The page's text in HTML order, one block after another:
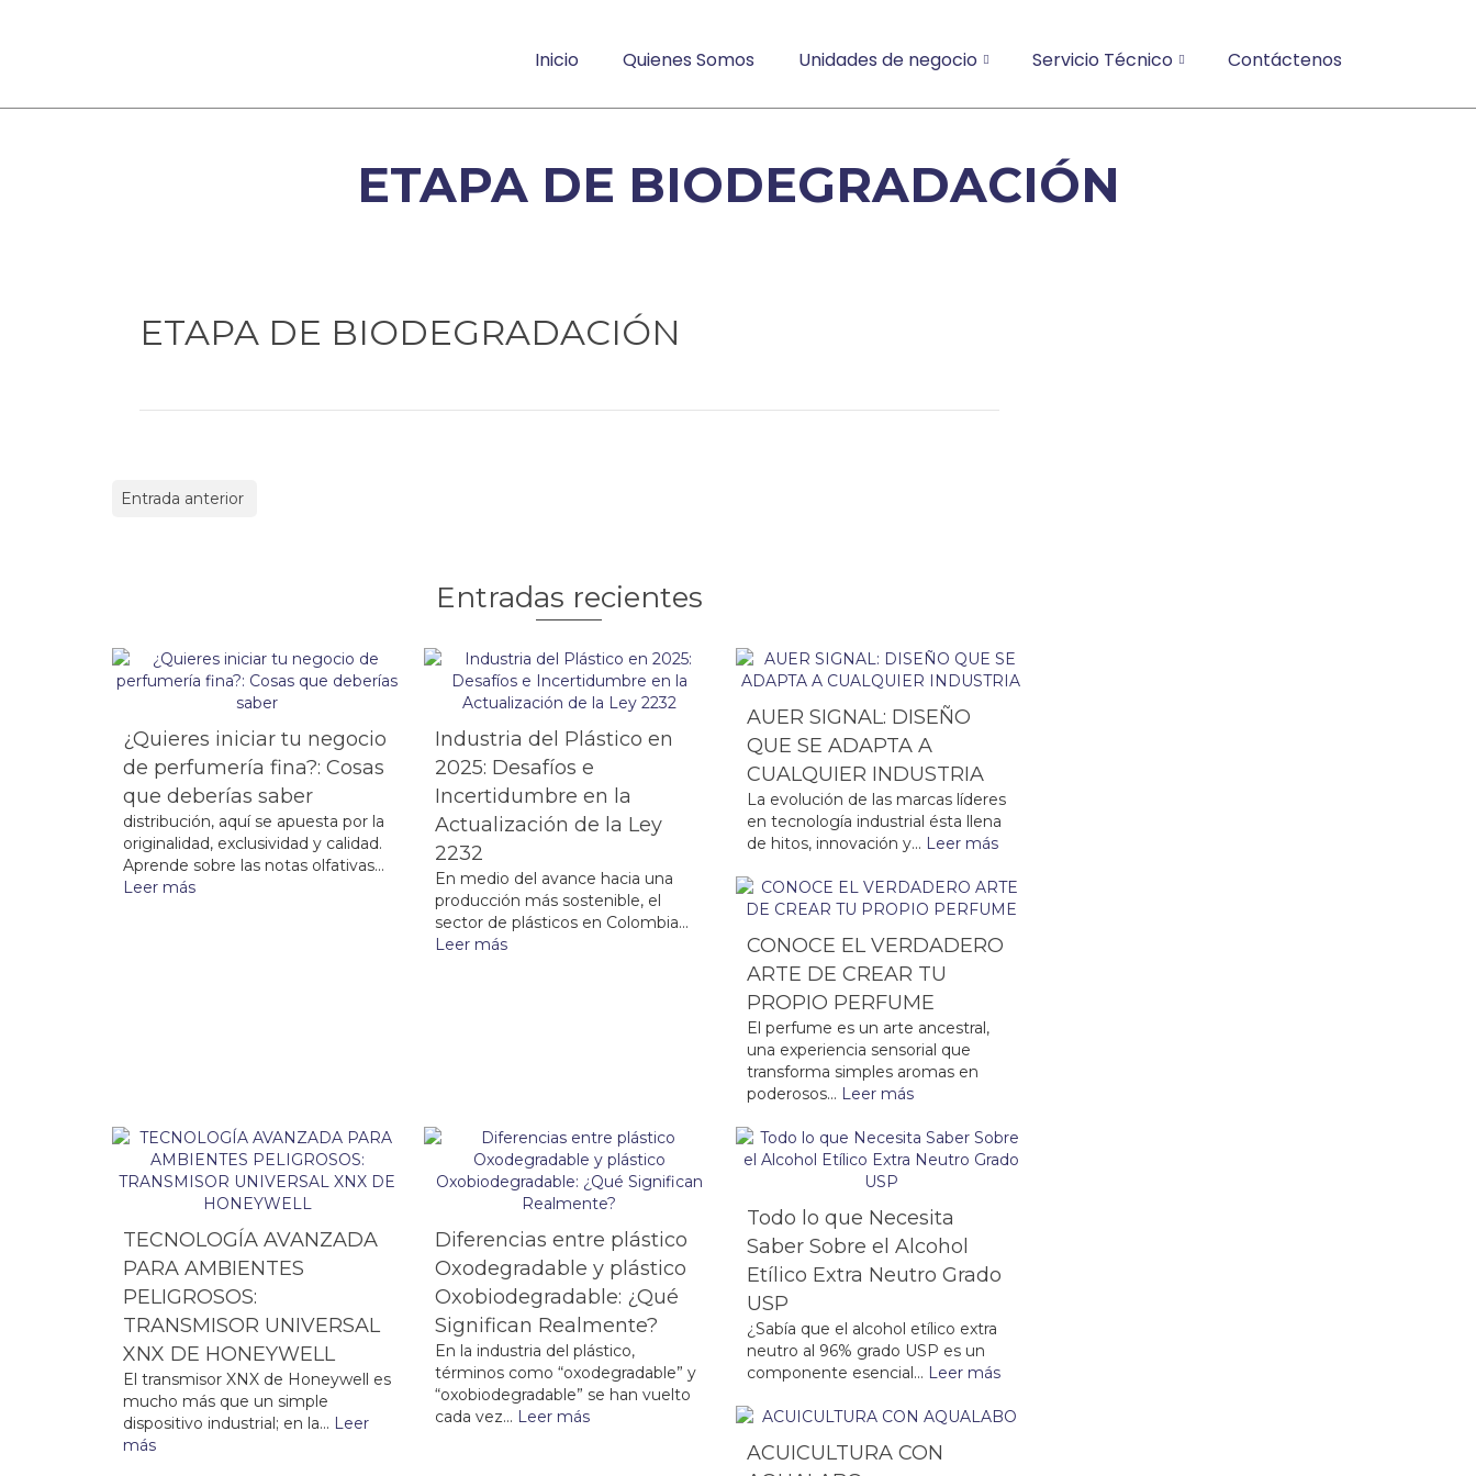
Inicio Quienes Somos Unidades de negocio Servicio Técnico Contáctenos
ETAPA DE BIODEGRADACIÓN
ETAPA DE BIODEGRADACIÓN
Entrada anterior
Entradas recientes
¿Quieres iniciar tu negocio
de perfumería fina?: Cosas
que deberías saber
distribución, aquí se apuesta por la
originalidad, exclusividad y calidad.
Aprende sobre las notas olfativas...
Leer más
Industria del Plástico en
2025: Desafíos e
Incertidumbre en la
Actualización de la Ley
2232
En medio del avance hacia una
producción más sostenible, el
sector de plásticos en Colombia...
Leer más
AUER SIGNAL: DISEÑO
QUE SE ADAPTA A
CUALQUIER INDUSTRIA
La evolución de las marcas líderes
en tecnología industrial ésta llena
de hitos, innovación y... Leer más
CONOCE EL VERDADERO
ARTE DE CREAR TU
PROPIO PERFUME
El perfume es un arte ancestral,
una experiencia sensorial que
transforma simples aromas en
poderosos... Leer más
TECNOLOGÍA AVANZADA
PARA AMBIENTES
PELIGROSOS:
TRANSMISOR UNIVERSAL
XNX DE HONEYWELL
El transmisor XNX de Honeywell es
mucho más que un simple
dispositivo industrial; en la... Leer
más
Diferencias entre plástico
Oxodegradable y plástico
Oxobiodegradable: ¿Qué
Significan Realmente?
En la industria del plástico,
términos como “oxodegradable” y
“oxobiodegradable” se han vuelto
cada vez... Leer más
Todo lo que Necesita
Saber Sobre el Alcohol
Etílico Extra Neutro Grado
USP
¿Sabía que el alcohol etílico extra
neutro al 96% grado USP es un
componente esencial... Leer más
ACUICULTURA CON